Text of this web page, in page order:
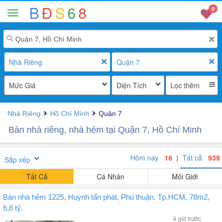
BĐS68 0
Nhà Riêng Quận 7
Mức Giá Diện Tích Lọc thêm
Nhà Riêng Hồ Chí Minh Quận 7
Bán nhà riêng, nhà hẻm tại Quận 7, Hồ Chí Minh
Sắp xếp Hôm nay 16 | Tất cả 939
Tất Cả
Cá Nhân Môi Giới
Bán nhà hẻm 1225, Huỳnh tấn phát, Phú thuận, Tp.HCM, 78m2,
6,8 tỷ.
4 giờ trước